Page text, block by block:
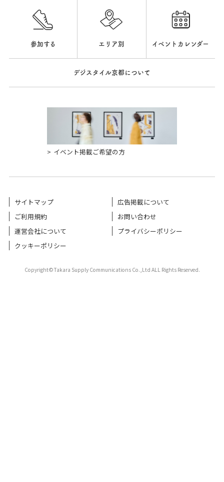
参加する エリア別 イベントカレンダー
デジスタイル京都について
イベント掲載ご希望の方
サイトマップ
広告掲載について
ご利用規約
お問い合わせ
運営会社について
プライバシーポリシー
クッキーポリシー
Copyright©Takara Supply Communications Co.,Ltd ALL Rights Reserved.